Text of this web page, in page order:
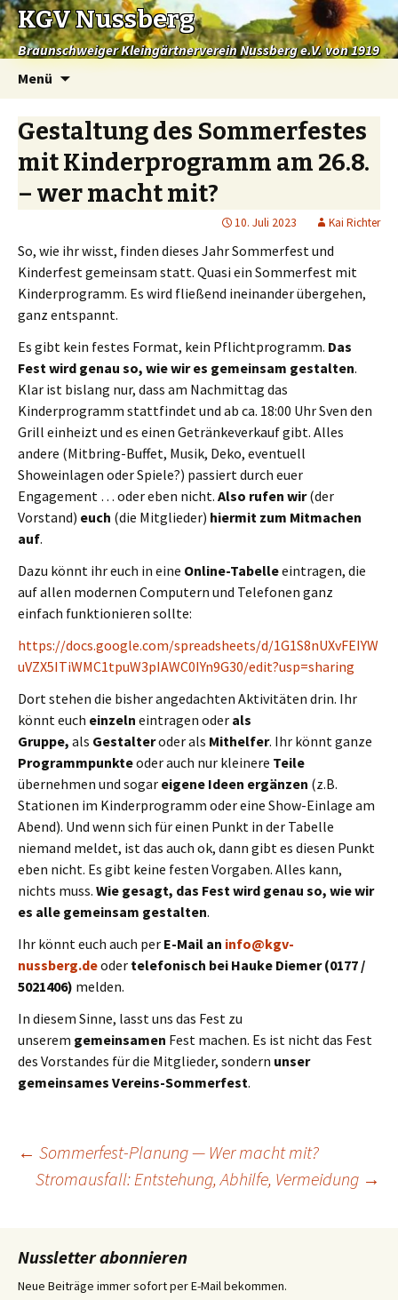
KGV Nussberg
Braunschweiger Kleingärtnerverein Nussberg e.V. von 1919
Menü
Springe
Gestaltung des Sommerfestes
mit Kinderprogramm am 26.8.
– wer macht mit?
10. Juli 2023 Kai Richter
So, wie ihr wisst, finden dieses Jahr Sommerfest und
Kinderfest gemeinsam statt. Quasi ein Sommerfest mit
Kinderprogramm. Es wird fließend ineinander übergehen,
ganz entspannt.
Es gibt kein festes Format, kein Pflichtprogramm. Das
Fest wird genau so, wie wir es gemeinsam gestalten.
Klar ist bislang nur, dass am Nachmittag das
Kinderprogramm stattfindet und ab ca. 18:00 Uhr Sven den
Grill einheizt und es einen Getränkeverkauf gibt. Alles
andere (Mitbring-Buffet, Musik, Deko, eventuell
Showeinlagen oder Spiele?) passiert durch euer
Engagement … oder eben nicht. Also rufen wir(der
Vorstand) euch (die Mitglieder) hiermit zum Mitmachen
auf.
Dazu könnt ihr euch in eine Online-Tabelleeintragen, die
auf allen modernen Computern und Telefonen ganz
einfach funktionieren sollte:
https://docs.google.com/spreadsheets/d/1G1S8nUXvFEIYW
uVZX5ITiWMC1tpuW3pIAWC0IYn9G30/edit?usp=sharing
Dort stehen die bisher angedachten Aktivitäten drin. Ihr
könnt euch einzeln eintragen oder als
Gruppe, als Gestalteroder als Mithelfer. Ihr könnt ganze
Programmpunkteoder auch nur kleinere Teile
übernehmen und sogar eigene Ideen ergänzen (z.B.
Stationen im Kinderprogramm oder eine Show-Einlage am
Abend). Und wenn sich für einen Punkt in der Tabelle
niemand meldet, ist das auch ok, dann gibt es diesen Punkt
eben nicht. Es gibt keine festen Vorgaben. Alles kann,
nichts muss. Wie gesagt, das Fest wird genau so, wie wir
es alle gemeinsam gestalten.
Ihr könnt euch auch per E-Mail an info@kgv-
nussberg.deoder telefonisch bei Hauke Diemer (0177 /
5021406) melden.
In diesem Sinne, lasst uns das Fest zu
unserem gemeinsamen Fest machen. Es ist nicht das Fest
des Vorstandes für die Mitglieder, sondern unser
gemeinsames Vereins-Sommerfest.
Beitrags-
← Sommerfest-Planung — Wer macht mit?
Stromausfall: Entstehung, Abhilfe, Vermeidung →
Nussletter abonnieren
Neue Beiträge immer sofort per E-Mail bekommen.